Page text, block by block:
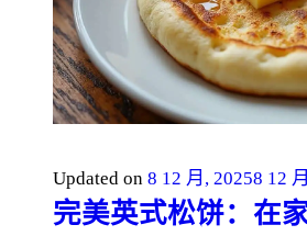
Updated on 8 12 月, 20258 12
完美英式松饼：在